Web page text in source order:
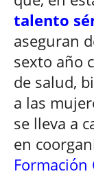
talento
aseguran
sexto año
de salud,
a las
se lleva a
en
Formación